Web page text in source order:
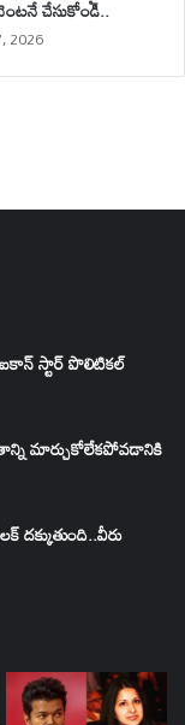
స్టార్ పొలిటికల్
మార్చుకోలేకపోవడానికి